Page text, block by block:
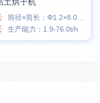
土烘干机
筒径×筒长：Φ1.2×8.0m-Φ3.6×28m
生产能力：1.9-76.0t/h